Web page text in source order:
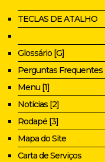
TECLAS DE ATALHO
Glossário [G]
Perguntas Frequentes
Menu [1]
Notícias [2]
Rodapé [3]
Mapa do Site
Carta de Serviços